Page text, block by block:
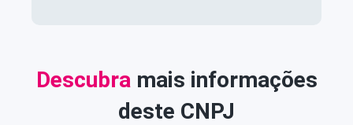
Descubra mais informações
deste CNPJ